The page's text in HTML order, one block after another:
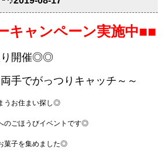
キャンペーン実施中■■
り開催◎◎
手でがっつりキャッチ～～
うお住まい探し◎
のごほうびイベントです◎
菓子を集めました◎